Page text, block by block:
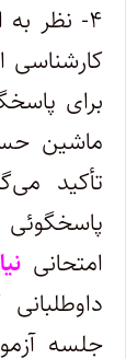
۴- نظر
برای
ماشین
تأکید
امتحانی
جلسه